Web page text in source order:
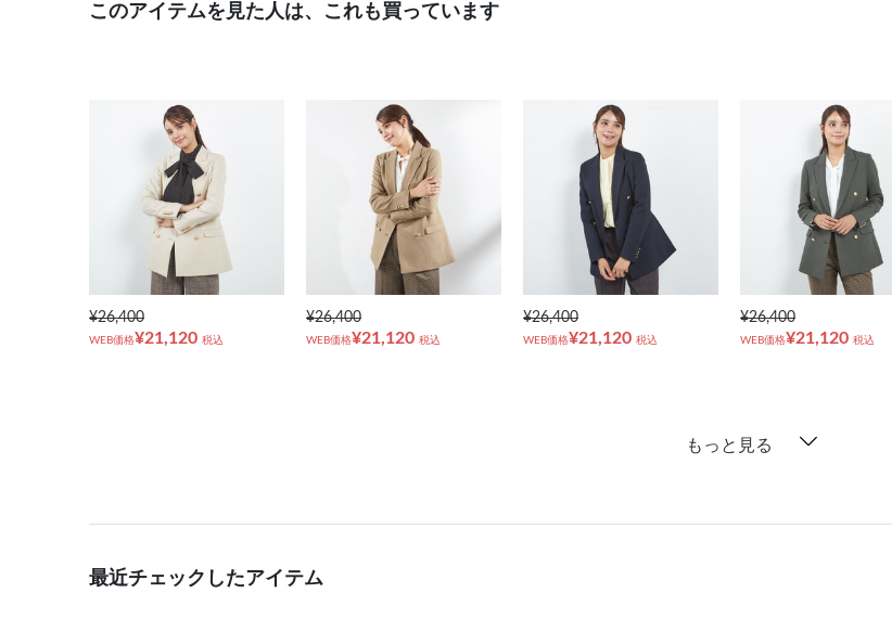
このアイテムを見た人は、これも買っています
¥26,400
WEB価格¥21,120 税込
¥26,400
WEB価格¥21,120 税込
¥26,400
WEB価格¥21,120 税込
¥26,400
WEB価格¥21,120 税込
もっと見る
最近チェックしたアイテム